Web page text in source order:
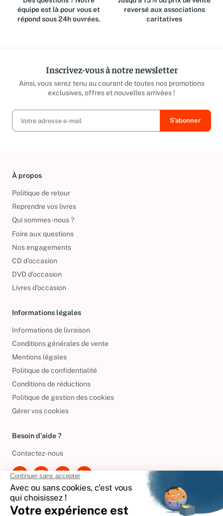
équipe est là pour vous et
répond sous 24h ouvrées.
reversé aux associations
caritatives
Inscrivez-vous à notre newsletter
Ainsi, vous serez tenu au courant de toutes nos promotions
exclusives, offres et nouvelles arrivées !
À propos
Politique de retour
Reprendre vos livres
Qui sommes-nous ?
Foire aux questions
Nos engagements
CD d'occasion
DVD d'occasion
Livres d’occasion
Informations légales
Informations de livraison
Conditions générales de vente
Mentions légales
Politique de confidentialité
Conditions de réductions
Politique de gestion des cookies
Gérer vos cookies
Besoin d'aide ?
Contactez-nous
International